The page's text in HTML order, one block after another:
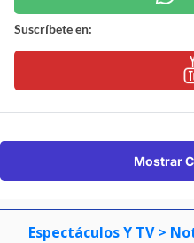
Suscríbete en:
Mostrar
Espectáculos Y TV >